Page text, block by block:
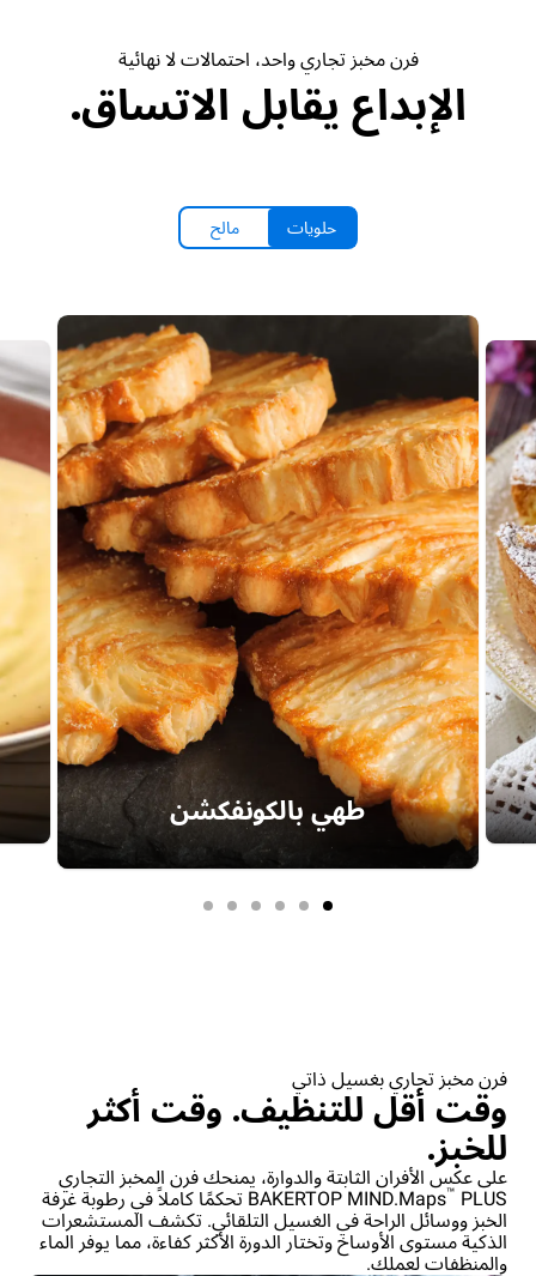
فرن مخبز تجاري واحد، احتمالات لا نهائية
الإبداع يقابل الاتساق.
حلويات مالح
طهي بالكونفكشن
فرن مخبز تجاري بغسيل ذاتي
وقت أقل للتنظيف. وقت أكثر
للخبز.
على عكس الأفران الثابتة والدوارة، يمنحك فرن المخبز التجاري
BAKERTOP MIND.Maps™
PLUS تحكمًا كاملاً في رطوبة غرفة
الخبز ووسائل الراحة في الغسيل التلقائي. تكشف المستشعرات
الذكية مستوى الأوساخ وتختار الدورة الأكثر كفاءة، مما يوفر الماء
والمنظفات لعملك.